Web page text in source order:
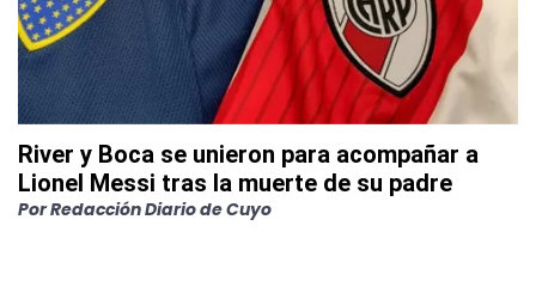
River y Boca se unieron para acompañar a
Lionel Messi tras la muerte de su padre
PorRedacción Diario de Cuyo